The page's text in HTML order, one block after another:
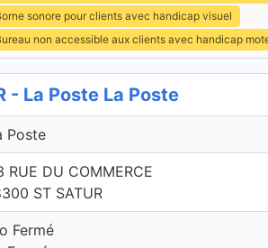
sonore pour clients avec handicap visuel
non accessible aux clients avec handicap
- La Poste La Poste
Poste
RUE DU COMMERCE
ST SATUR
Fermé